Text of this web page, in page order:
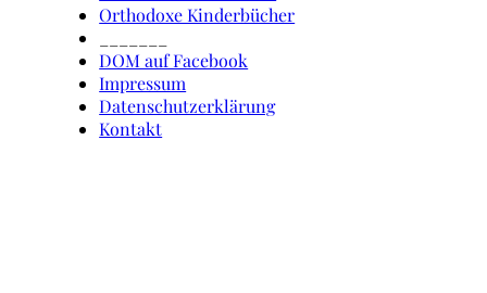
Orthodoxe Kinderbücher
DOM auf Facebook
Impressum
Datenschutzerklärung
Kontakt